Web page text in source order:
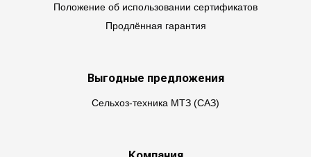
Положение об использовании сертификатов
Продлённая гарантия
Выгодные предложения
Сельхоз-техника МТЗ (САЗ)